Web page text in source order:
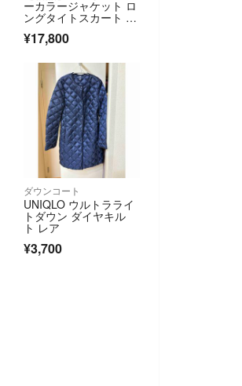
ーカラージャケット ロ
ングタイトスカート セ
ットアップ 緑
¥17,800
ダウンコート
UNIQLO ウルトラライ
トダウン ダイヤキル
ト レア
¥3,700